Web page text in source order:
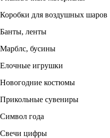
Коробки для воздушных шаров
Банты, ленты
Марблс, бусины
Елочные игрушки
Новогодние костюмы
Прикольные сувениры
Символ года
Свечи цифры